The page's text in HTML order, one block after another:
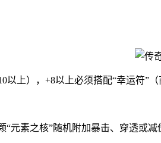
以上），+8以上必须搭配“幸运符”
元素之核”随机附加暴击、穿透或